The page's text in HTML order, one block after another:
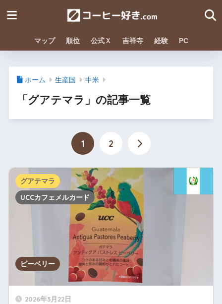
マップ 順位 公式Ｘ 吉祥寺 経験 PC
ホーム 生産国 中米
「グアテマラ」の記事一覧
1 2
2026年3月22日
グアテマラ
ピーベリー
UCCカフェメルカード